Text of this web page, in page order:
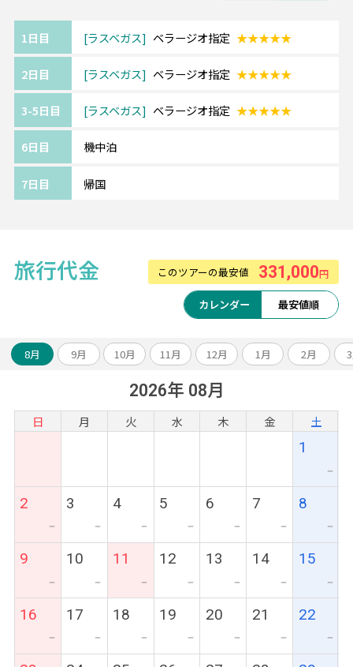
1日目 ラスベガス ベラージオ指定 ★★★★★
2日目 ラスベガス ベラージオ指定 ★★★★★
3-5日目 ラスベガス ベラージオ指定 ★★★★★
6日目 機中泊
7日目 帰国
旅行代金 このツアーの最安値 331,000円
カレンダー 最安値順
8月 9月 10月 11月 12月 1月 2月
2026年 08月
日 月 火 水 木 金 土
1
ー
2
ー
3
ー
4
ー
5
ー
6
ー
7
ー
8
ー
9
ー
10
ー
11
ー
12
ー
13
ー
14
ー
15
ー
16
ー
17
ー
18
ー
19
ー
20
ー
21
ー
22
ー